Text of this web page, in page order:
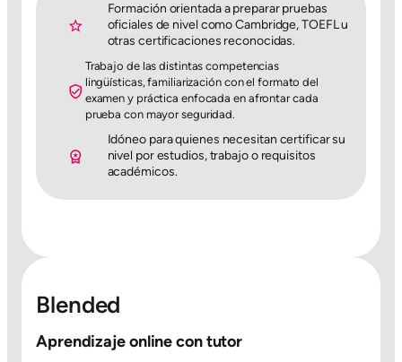
Formación orientada a preparar pruebas
oficiales de nivel como Cambridge, TOEFL u
otras certificaciones reconocidas.
Trabajo de las distintas competencias
lingüísticas, familiarización con el formato del
examen y práctica enfocada en afrontar cada
prueba con mayor seguridad.
Idóneo para quienes necesitan certificar su
nivel por estudios, trabajo o requisitos
académicos.
Blended
Aprendizaje online con tutor